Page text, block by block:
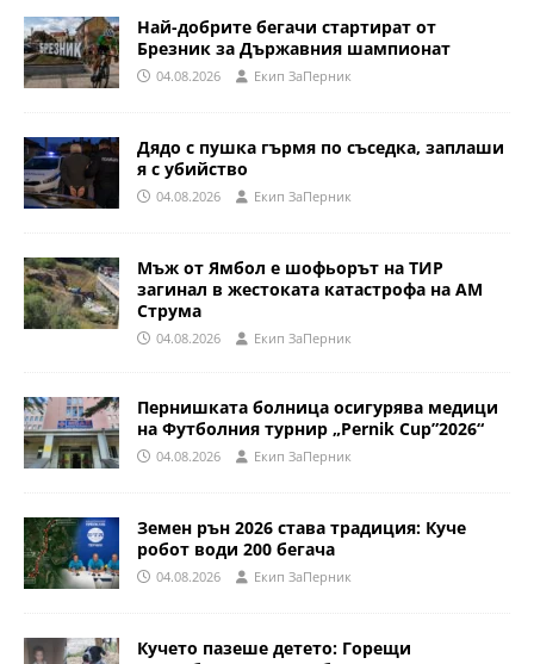
Най-добрите бегачи стартират от
Брезник за Държавния шампионат
04.08.2026 Eкип ЗаПерник
Дядо с пушка гърмя по съседка, заплаши
я с убийство
04.08.2026 Eкип ЗаПерник
Мъж от Ямбол е шофьорът на ТИР
загинал в жестоката катастрофа на АМ
Струма
04.08.2026 Eкип ЗаПерник
Пернишката болница осигурява медици
на Футболния турнир „Pernik Cup”2026“
04.08.2026 Eкип ЗаПерник
Земен рън 2026 става традиция: Куче
робот води 200 бегача
04.08.2026 Eкип ЗаПерник
Кучето пазеше детето: Горещи